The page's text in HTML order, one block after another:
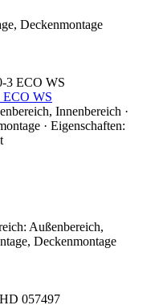
Deckenmontage
ECO WS
Innenbereich ·
· Eigenschaften:
Außenbereich,
Deckenmontage